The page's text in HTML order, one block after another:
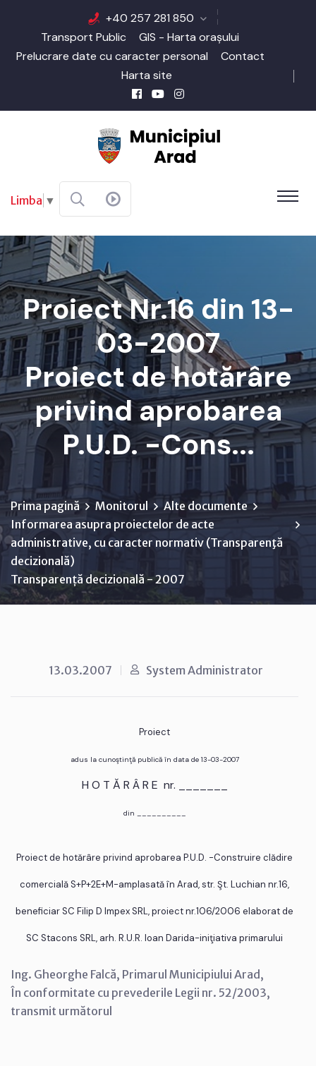
+40 257 281 850
Transport Public
GIS - Harta orașului
Prelucrare date cu caracter personal
Contact
Harta site
Limba ▼
Proiect Nr.16 din 13-
03-2007
Proiect de hotărâre
privind aprobarea
P.U.D. -Cons...
Prima pagină Monitorul
Alte documente
Informarea asupra proiectelor de acte
administrative, cu caracter normativ (Transparenţă
decizională)
Transparență decizională - 2007
13.03.2007 System Administrator
Proiect
adus la cunoştinţă publică în data de 13-03-2007
H O T Ă R Â R E nr. _______
din __________
Proiect de hotărâre privind aprobarea P.U.D. -Construire clădire
comercială S+P+2E+M-amplasată în Arad, str. Şt. Luchian nr.16,
beneficiar SC Filip D Impex SRL, proiect nr.106/2006 elaborat de
SC Stacons SRL, arh. R.U.R. Ioan Darida-iniţiativa primarului
Ing. Gheorghe Falcă, Primarul Municipiului Arad,
În conformitate cu prevederile Legii nr. 52/2003,
transmit următorul